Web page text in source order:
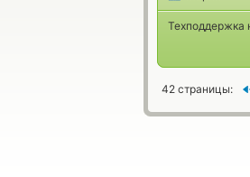
Техподдержка
42 страницы: